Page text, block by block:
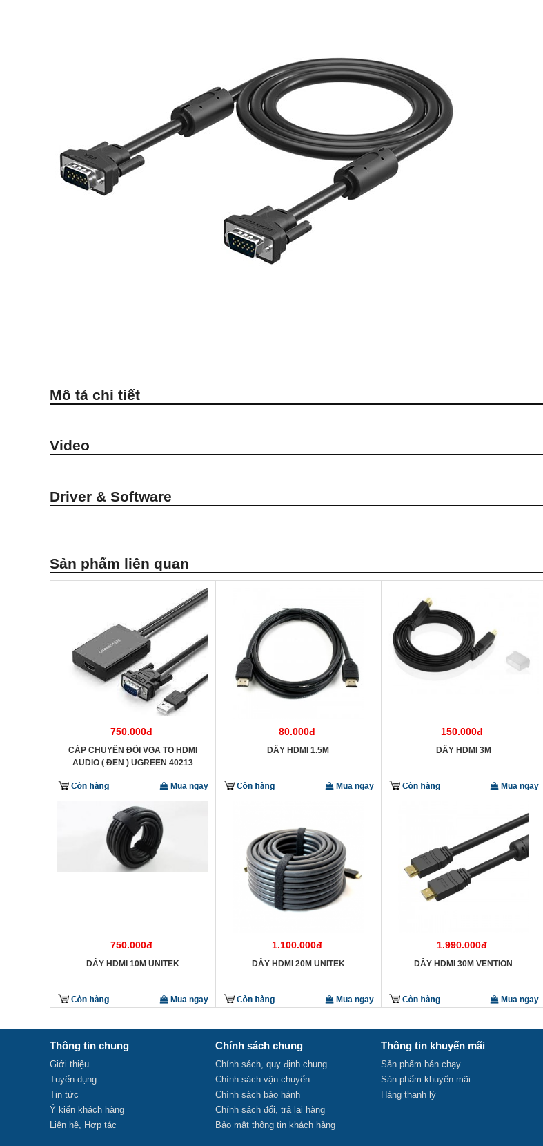
Mô tả chi tiết
Video
Driver & Software
Sản phẩm liên quan
750.000đ
CÁP CHUYỂN ĐỔI VGA TO HDMI
AUDIO ( ĐEN ) UGREEN 40213
Mua ngay
80.000đ
DÂY HDMI 1.5M
Mua ngay
150.000đ
DÂY HDMI 3M
Mua ngay
750.000đ
DÂY HDMI 10M UNITEK
Mua ngay
1.100.000đ
DÂY HDMI 20M UNITEK
Mua ngay
1.990.000đ
DÂY HDMI 30M VENTION
Mua ngay
Thông tin chung
Giới thiệu
Tuyển dụng
Tin tức
Ý kiến khách hàng
Liên hệ, Hợp tác
Chính sách chung
Chính sách, quy định chung
Chính sách vận chuyển
Chính sách bảo hành
Chính sách đổi, trả lại hàng
Bảo mật thông tin khách hàng
Thông tin khuyến mãi
Sản phẩm bán chạy
Sản phẩm khuyến mãi
Hàng thanh lý